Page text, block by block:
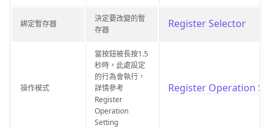
綁定暫存器
決定要改變的暫
存器
Register Selector
操作模式
當按鈕被長按1.5
秒時，此處設定
的行為會執行，
詳情參考
Register
Operation
Setting
Register Operation